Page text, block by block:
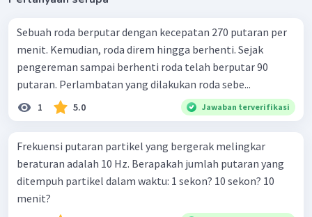
Sebuah roda berputar dengan kecepatan 270 putaran per
menit. Kemudian, roda direm hingga berhenti. Sejak
pengereman sampai berhenti roda telah berputar 90
putaran. Perlambatan yang dilakukan roda sebe...
1 5.0 Jawaban terverifikasi
Frekuensi putaran partikel yang bergerak melingkar
beraturan adalah 10 Hz. Berapakah jumlah putaran yang
ditempuh partikel dalam waktu: 1 sekon? 10 sekon? 10
menit?